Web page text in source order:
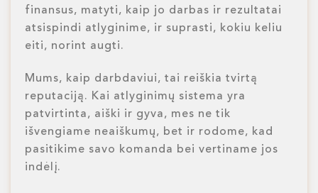
finansus, matyti, kaip jo darbas ir rezultatai
atsispindi atlyginime, ir suprasti, kokiu keliu
eiti, norint augti.
Mums, kaip darbdaviui, tai reiškia tvirtą
reputaciją. Kai atlyginimų sistema yra
patvirtinta, aiški ir gyva, mes ne tik
išvengiame neaiškumų, bet ir rodome, kad
pasitikime savo komanda bei vertiname jos
indėlį.